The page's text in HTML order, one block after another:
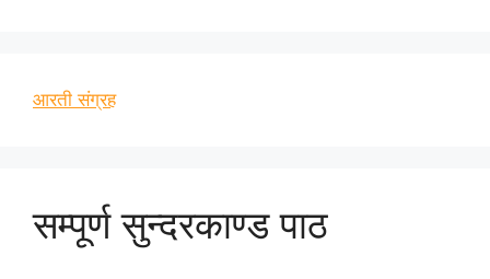
आरती संग्रह
सम्पूर्ण सुन्दरकाण्ड पाठ